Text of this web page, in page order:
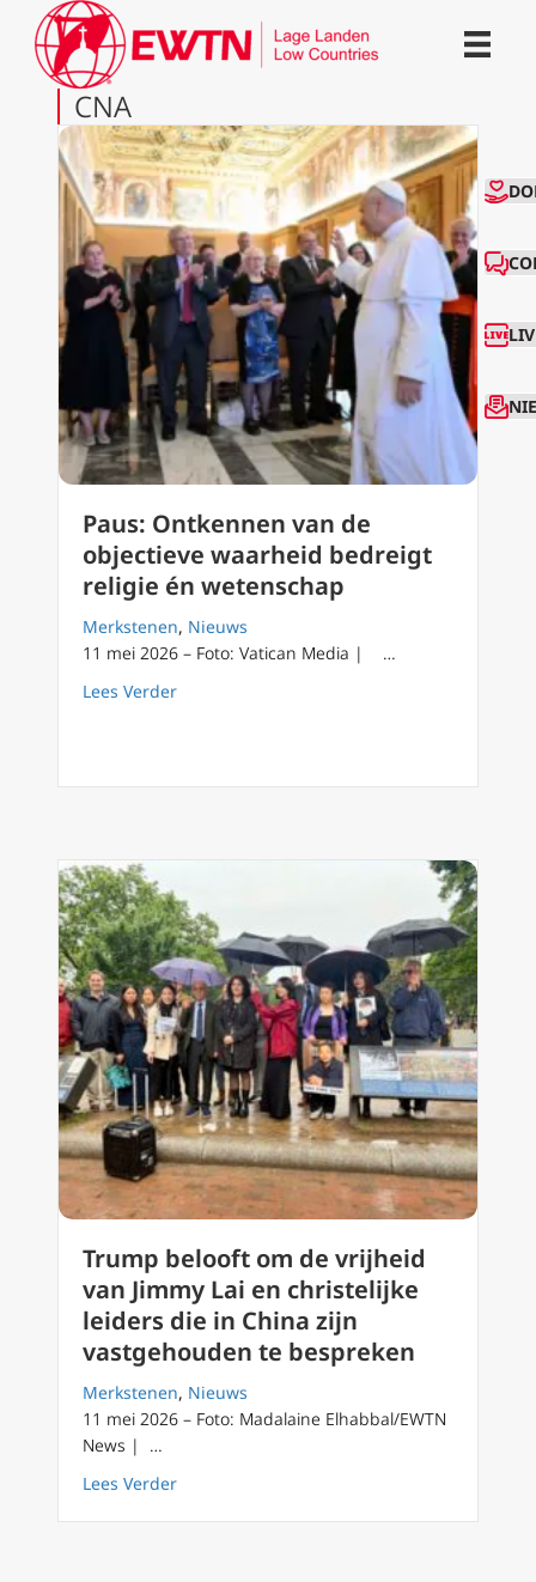
CNA
Paus: Ontkennen van de
objectieve waarheid bedreigt
religie én wetenschap
Merkstenen, Nieuws
11 mei 2026 – Foto: Vatican Media | …
Lees Verderabout Paus: Ontkennen van de objectieve
Trump belooft om de vrijheid
van Jimmy Lai en christelijke
leiders die in China zijn
vastgehouden te bespreken
Merkstenen, Nieuws
11 mei 2026 – Foto: Madalaine Elhabbal/EWTN
News | …
Lees Verderabout Trump belooft om de vrijheid van